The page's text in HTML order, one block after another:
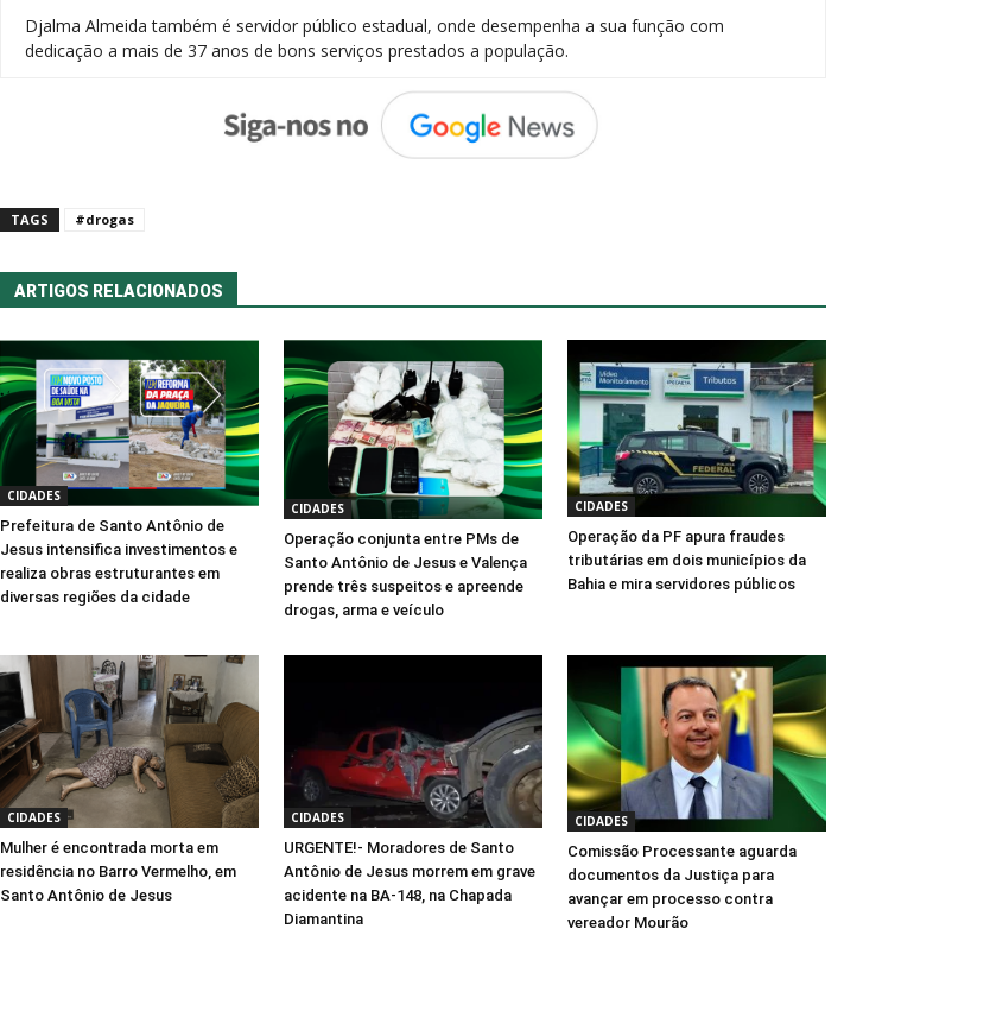
Djalma Almeida também é servidor público estadual, onde desempenha a sua função com
dedicação a mais de 37 anos de bons serviços prestados a população.
TAGS #drogas
ARTIGOS RELACIONADOS
CIDADES
Prefeitura de Santo Antônio de
Jesus intensifica investimentos e
realiza obras estruturantes em
diversas regiões da cidade
CIDADES
Operação conjunta entre PMs de
Santo Antônio de Jesus e Valença
prende três suspeitos e apreende
drogas, arma e veículo
CIDADES
Operação da PF apura fraudes
tributárias em dois municípios da
Bahia e mira servidores públicos
CIDADES
Mulher é encontrada morta em
residência no Barro Vermelho, em
Santo Antônio de Jesus
CIDADES
URGENTE!- Moradores de Santo
Antônio de Jesus morrem em grave
acidente na BA-148, na Chapada
Diamantina
CIDADES
Comissão Processante aguarda
documentos da Justiça para
avançar em processo contra
vereador Mourão